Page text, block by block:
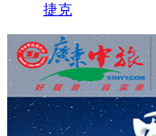
捷克